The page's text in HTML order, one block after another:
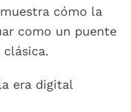
cómo la
como un puente
era digital